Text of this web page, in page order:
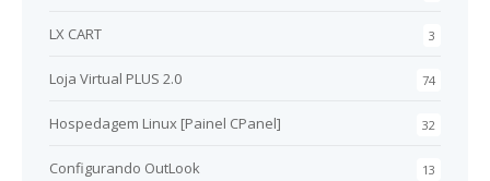
3
LX CART
74
Loja Virtual PLUS 2.0
32
Hospedagem Linux [Painel CPanel]
13
Configurando OutLook